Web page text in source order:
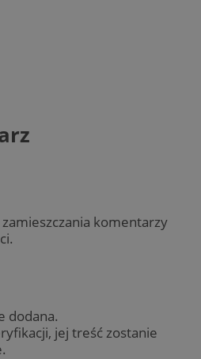
komentarzy
dodana.
jej treść zostanie